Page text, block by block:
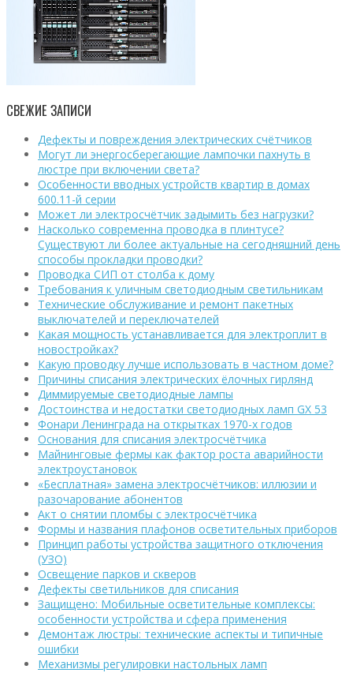
СВЕЖИЕ ЗАПИСИ
Дефекты и повреждения электрических счётчиков
Могут ли энергосберегающие лампочки пахнуть в
люстре при включении света?
Особенности вводных устройств квартир в домах
600.11-й серии
Может ли электросчётчик задымить без нагрузки?
Насколько современна проводка в плинтусе?
Существуют ли более актуальные на сегодняшний день
способы прокладки проводки?
Проводка СИП от столба к дому
Требования к уличным светодиодным светильникам
Технические обслуживание и ремонт пакетных
выключателей и переключателей
Какая мощность устанавливается для электроплит в
новостройках?
Какую проводку лучше использовать в частном доме?
Причины списания электрических ёлочных гирлянд
Диммируемые светодиодные лампы
Достоинства и недостатки светодиодных ламп GX 53
Фонари Ленинграда на открытках 1970-х годов
Основания для списания электросчётчика
Майнинговые фермы как фактор роста аварийности
электроустановок
«Бесплатная» замена электросчётчиков: иллюзии и
разочарование абонентов
Акт о снятии пломбы с электросчётчика
Формы и названия плафонов осветительных приборов
Принцип работы устройства защитного отключения
(УЗО)
Освещение парков и скверов
Дефекты светильников для списания
Защищено: Мобильные осветительные комплексы:
особенности устройства и сфера применения
Демонтаж люстры: технические аспекты и типичные
ошибки
Механизмы регулировки настольных ламп